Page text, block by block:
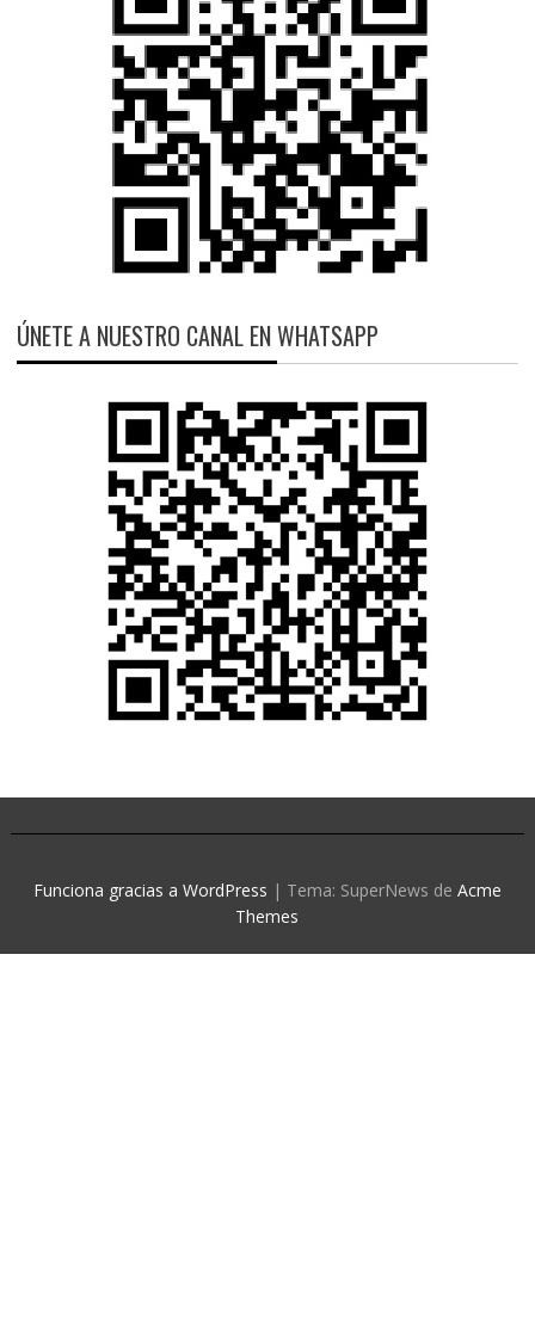
ÚNETE A NUESTRO CANAL EN WHATSAPP
Funciona gracias a WordPress | Tema: SuperNews de Acme
Themes